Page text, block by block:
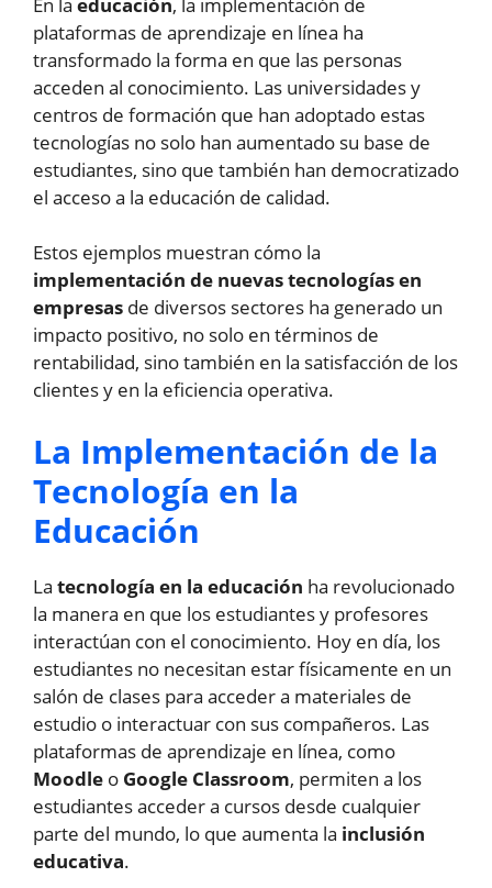
plataformas de aprendizaje en línea ha
transformado la forma en que las personas
acceden al conocimiento. Las universidades y
centros de formación que han adoptado estas
tecnologías no solo han aumentado su base de
estudiantes, sino que también han democratizado
el acceso a la educación de calidad.
Estos ejemplos muestran cómo la
implementación de nuevas tecnologías en
empresas de diversos sectores ha generado un
impacto positivo, no solo en términos de
rentabilidad, sino también en la satisfacción de los
clientes y en la eficiencia operativa.
La Implementación de la
Tecnología en la
Educación
La tecnología en la educación ha revolucionado
la manera en que los estudiantes y profesores
interactúan con el conocimiento. Hoy en día, los
estudiantes no necesitan estar físicamente en un
salón de clases para acceder a materiales de
estudio o interactuar con sus compañeros. Las
plataformas de aprendizaje en línea, como
Moodle o Google Classroom, permiten a los
estudiantes acceder a cursos desde cualquier
parte del mundo, lo que aumenta la inclusión
educativa.